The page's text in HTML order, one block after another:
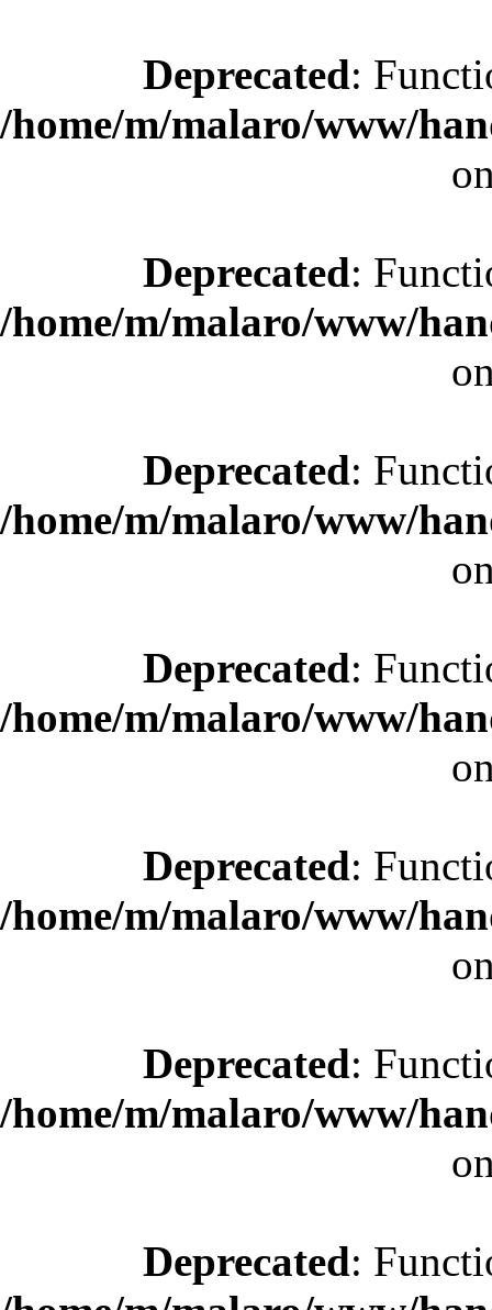
Deprecated:
/home/m/malaro/www/
Deprecated:
/home/m/malaro/www/
Deprecated:
/home/m/malaro/www/
Deprecated:
/home/m/malaro/www/
Deprecated:
/home/m/malaro/www/
Deprecated:
/home/m/malaro/www/
Deprecated: